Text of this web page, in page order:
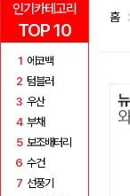
인기카테고리
TOP 10
1 에코백
2 텀블러
3 우산
4 부채
5 보조배터리
6 수건
7 선풍기
홈